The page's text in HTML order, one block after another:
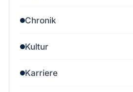
Chronik
Kultur
Karriere